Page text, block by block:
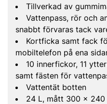
Tillverkad av
Vattenpass, rör och
snabbt förvaras tack
Kortficka samt fack
mobiltelefon på ena
10 innerfickor, 11
samt fästen för
Vattentät botten
24 L, mått 300 x